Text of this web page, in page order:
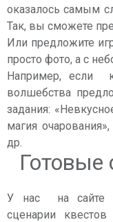
оказалось самым
Так, вы сможете
Или предложите
просто фото, а с
Например, если
волшебства
задания:
магия
др.
Готовые
У нас на сайте
сценарии